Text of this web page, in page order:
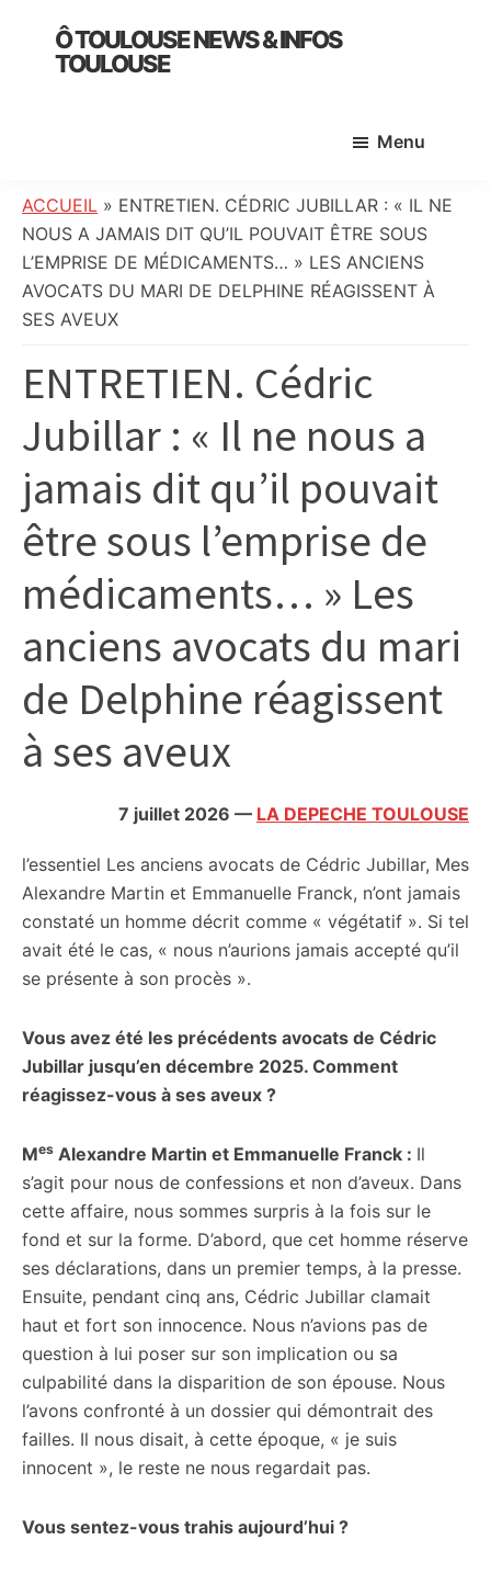
primary
Ô TOULOUSE NEWS & INFOS
TOULOUSE
:
info
locale,
société,
culture,
météo,
faits
divers
initiatives
Menu
ACCUEIL » ENTRETIEN. CÉDRIC JUBILLAR : « IL NE
NOUS A JAMAIS DIT QU’IL POUVAIT ÊTRE SOUS
L’EMPRISE DE MÉDICAMENTS… » LES ANCIENS
AVOCATS DU MARI DE DELPHINE RÉAGISSENT À
SES AVEUX
ENTRETIEN. Cédric
Jubillar : « Il ne nous a
jamais dit qu’il pouvait
être sous l’emprise de
médicaments… » Les
anciens avocats du mari
de Delphine réagissent
à ses aveux
7 juillet 2026 — LA DEPECHE TOULOUSE
l’essentiel Les anciens avocats de Cédric Jubillar, Mes
Alexandre Martin et Emmanuelle Franck, n’ont jamais
constaté un homme décrit comme « végétatif ». Si tel
avait été le cas, « nous n’aurions jamais accepté qu’il
se présente à son procès ».
Vous avez été les précédents avocats de Cédric
Jubillar jusqu’en décembre 2025. Comment
réagissez-vous à ses aveux ?
Mes Alexandre Martin et Emmanuelle Franck : Il
s’agit pour nous de confessions et non d’aveux. Dans
cette affaire, nous sommes surpris à la fois sur le
fond et sur la forme. D’abord, que cet homme réserve
ses déclarations, dans un premier temps, à la presse.
Ensuite, pendant cinq ans, Cédric Jubillar clamait
haut et fort son innocence. Nous n’avions pas de
question à lui poser sur son implication ou sa
culpabilité dans la disparition de son épouse. Nous
l’avons confronté à un dossier qui démontrait des
failles. Il nous disait, à cette époque, « je suis
innocent », le reste ne nous regardait pas.
Vous sentez-vous trahis aujourd’hui ?